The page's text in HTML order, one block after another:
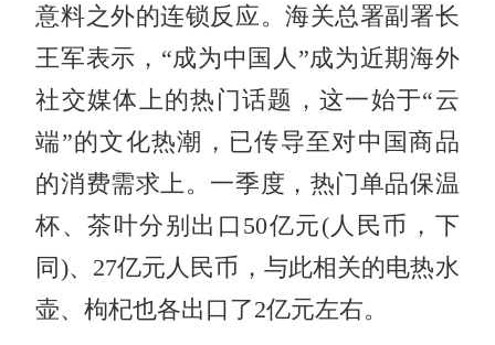
意料之外的连锁反应。海关总署副署长
王军表示，“成为中国人”成为近期海外
社交媒体上的热门话题，这一始于“云
端”的文化热潮，已传导至对中国商品
的消费需求上。一季度，热门单品保温
杯、茶叶分别出口50亿元(人民币，下
同)、27亿元人民币，与此相关的电热水
壶、枸杞也各出口了2亿元左右。